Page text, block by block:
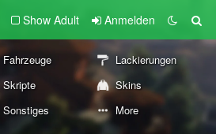
Show Adult Anmelden
Fahrzeuge
Lackierungen
Skripte
Skins
Sonstiges More